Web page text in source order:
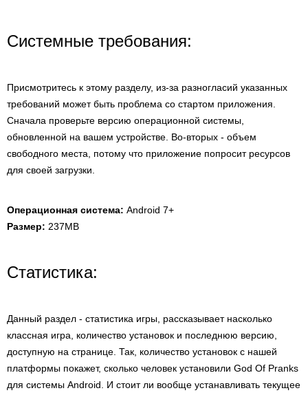
Системные требования:
Присмотритесь к этому разделу, из-за разногласий указанных
требований может быть проблема со стартом приложения.
Сначала проверьте версию операционной системы,
обновленной на вашем устройстве. Во-вторых - объем
свободного места, потому что приложение попросит ресурсов
для своей загрузки.
Операционная система: Android 7+
Размер: 237MB
Статистика:
Данный раздел - статистика игры, рассказывает насколько
классная игра, количество установок и последнюю версию,
доступную на странице. Так, количество установок с нашей
платформы покажет, сколько человек установили God Of Pranks
для системы Android. И стоит ли вообще устанавливать текущее